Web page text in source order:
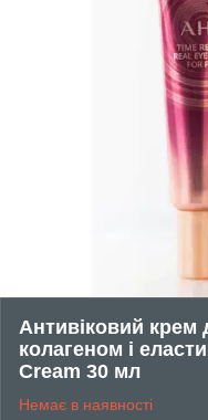
Антивіковий крем
колагеном і
Cream 30 мл
Немає в наявності